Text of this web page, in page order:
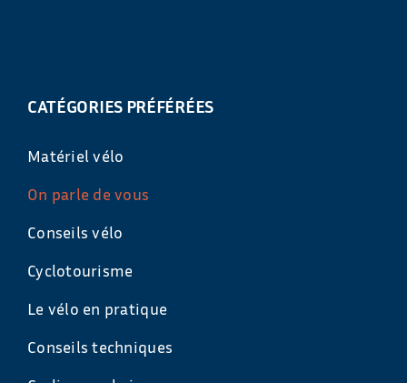
CATÉGORIES PRÉFÉRÉES
Matériel vélo
On parle de vous
Conseils vélo
Cyclotourisme
Le vélo en pratique
Conseils techniques